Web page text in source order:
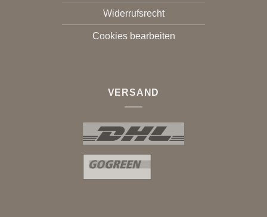
Widerrufsrecht
Cookies bearbeiten
VERSAND